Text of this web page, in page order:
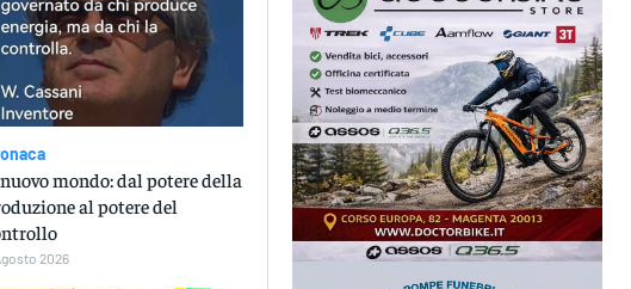
mondo: dal potere della
al potere del
2026